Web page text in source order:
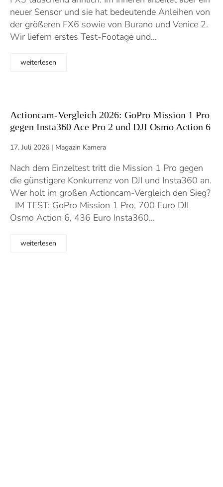
neuer Sensor und sie hat bedeutende Anleihen von
der größeren FX6 sowie von Burano und Venice 2.
Wir liefern erstes Test-Footage und…
weiterlesen
Actioncam-Vergleich 2026: GoPro Mission 1 Pro
gegen Insta360 Ace Pro 2 und DJI Osmo Action 6
17. Juli 2026 | Magazin Kamera
Nach dem Einzeltest tritt die Mission 1 Pro gegen
die günstigere Konkurrenz von DJI und Insta360 an.
Wer holt im großen Actioncam-Vergleich den Sieg?
IM TEST: GoPro Mission 1 Pro, 700 Euro DJI
Osmo Action 6, 436 Euro Insta360…
weiterlesen